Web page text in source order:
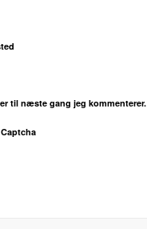
til næste gang jeg kommenterer.